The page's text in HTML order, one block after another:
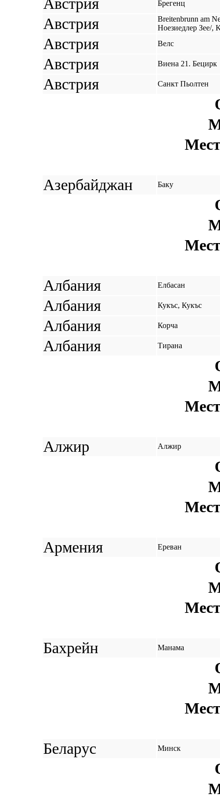
Австрия Брегенц
Австрия
Breitenbrunn am
Ноезиедлер Зее/,
Австрия Велс
Австрия Виена 21. Бецирк
Австрия Санкт Пьолтен
Азербайджан Баку
Албания Елбасан
Албания Кукъс, Кукъс
Албания Корча
Албания Тирана
Алжир Алжир
Армения Ереван
Бахрейн Манама
Беларус Минск